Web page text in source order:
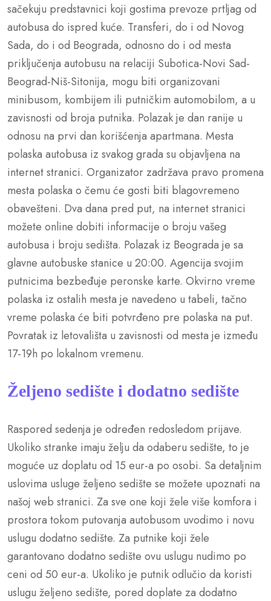
sačekuju predstavnici koji gostima prevoze prtljag od
autobusa do ispred kuće. Transferi, do i od Novog
Sada, do i od Beograda, odnosno do i od mesta
priključenja autobusu na relaciji Subotica-Novi Sad-
Beograd-Niš-Sitonija, mogu biti organizovani
minibusom, kombijem ili putničkim automobilom, a u
zavisnosti od broja putnika. Polazak je dan ranije u
odnosu na prvi dan korišćenja apartmana. Mesta
polaska autobusa iz svakog grada su objavljena na
internet stranici. Organizator zadržava pravo promena
mesta polaska o čemu će gosti biti blagovremeno
obavešteni. Dva dana pred put, na internet stranici
možete online dobiti informacije o broju vašeg
autobusa i broju sedišta. Polazak iz Beograda je sa
glavne autobuske stanice u 20:00. Agencija svojim
putnicima bezbeđuje peronske karte. Okvirno vreme
polaska iz ostalih mesta je navedeno u tabeli, tačno
vreme polaska će biti potvrđeno pre polaska na put.
Povratak iz letovališta u zavisnosti od mesta je između
17-19h po lokalnom vremenu.
Željeno sedište i dodatno sedište
Raspored sedenja je određen redosledom prijave.
Ukoliko stranke imaju želju da odaberu sedište, to je
moguće uz doplatu od 15 eur-a po osobi. Sa detaljnim
uslovima usluge željeno sedište se možete upoznati na
našoj web stranici. Za sve one koji žele više komfora i
prostora tokom putovanja autobusom uvodimo i novu
uslugu dodatno sedište. Za putnike koji žele
garantovano dodatno sedište ovu uslugu nudimo po
ceni od 50 eur-a. Ukoliko je putnik odlučio da koristi
uslugu željeno sedište, pored doplate za dodatno